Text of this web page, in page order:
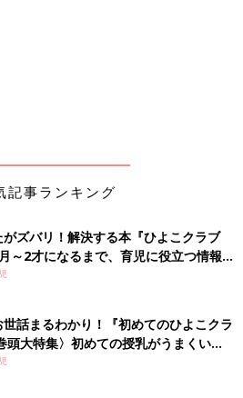
記事ランキング
ズバリ！解決する本『ひよこクラブ
2才になるまで、育児に役立つ情報が
話まるわかり！『初めてのひよこクラ
頭大特集〉初めての授乳がうまくい
・ミルクの基本と夏のトラブル 解決テ